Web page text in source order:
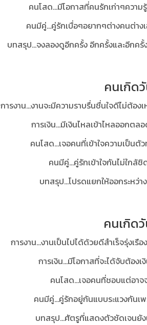
คนโสด...มีโอกาสที่คนรักเก่าๆควา
คนมีคู่...คู่รักเบื่อๆอยากๆต่างคนต่า
บทสรุป...จงลองดูอีกครั้ง อีกครั้งและอีกค
คนเกิด
การงาน...งานจะมีความราบรื่นชื่นใจดีไม่ต้อ
การเงิน...มีเงินไหลเข้าไหลออกต
คนโสด...เจอคนที่เข้าใจความเป็น
คนมีคู่...คู่รักเข้าใจกันไม่ใกล้
บทสรุป...โปรดแยกให้ออกระหว่
คนเกิด
การงาน...งานเป็นไปได้ด้วยดีสำเร็จรุ่งเ
การเงิน...มีโอกาสที่จะได้จับต้อ
คนโสด...เจอคนที่ชอบแต่อาจ
คนมีคู่...คู่รักอยู่กันแบบระแวงกันเ
บทสรุป...ศัตรูที่แสดงตัวชัดเจนยั